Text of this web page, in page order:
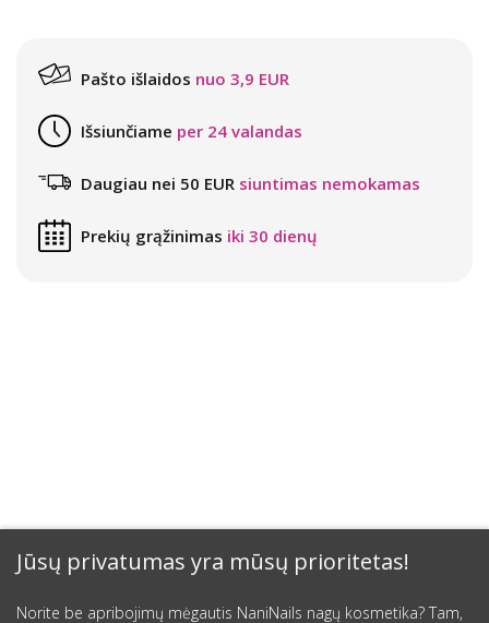
Jūsų privatumas yra mūsų prioritetas!
Norite be apribojimų mėgautis NaniNails nagų kosmetika? Tam,
Pašto išlaidos nuo 3,9 EUR
Išsiunčiame per 24 valandas
Daugiau nei 50 EUR siuntimas nemokamas
Prekių grąžinimas iki 30 dienų